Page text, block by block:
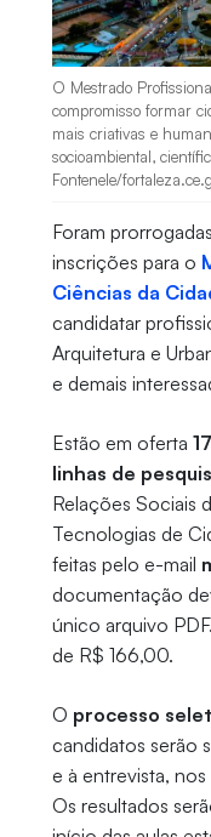
O Mestrado
compromisso formar
mais criativas e
socioambiental,
Fontenele/
Foram
inscrições para o
Ciências da
candidatar
Arquitetura e
e demais
Estão em oferta
linhas de
Relações Sociais
Tecnologias de
feitas pelo e-mail
documentação
único arquivo
de R$ 166,00.
O processo
candidatos serão
e à entrevista,
Os resultados